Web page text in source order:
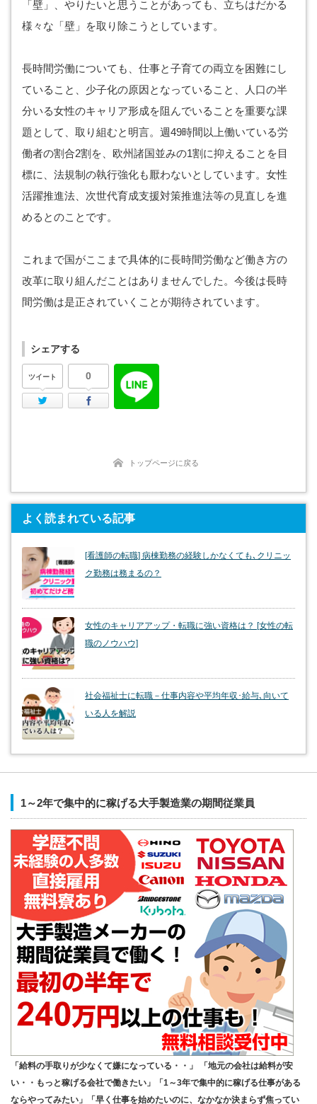
「壁」、やりたいと思うことがあっても、立ちはだかる
様々な「壁」を取り除こうとしています。
長時間労働についても、仕事と子育ての両立を困難にし
ていること、少子化の原因となっていること、人口の半
分いる女性のキャリア形成を阻んでいることを重要な課
題として、取り組むと明言。週49時間以上働いている労
働者の割合2割を、欧州諸国並みの1割に抑えることを目
標に、法規制の執行強化も厭わないとしています。女性
活躍推進法、次世代育成支援対策推進法等の見直しを進
めるとのことです。
これまで国がここまで具体的に長時間労働など働き方の
改革に取り組んだことはありませんでした。今後は長時
間労働は是正されていくことが期待されています。
シェアする
ツイート
Twitter
0
Facebook
トップページに戻る
よく読まれている記事
[看護師の転職] 病棟勤務の経験しかなくても､クリニッ
ク勤務は務まるの？
女性のキャリアアップ・転職に強い資格は？ [女性の転
職のノウハウ]
社会福祉士に転職－仕事内容や平均年収･給与､向いて
いる人を解説
1～2年で集中的に稼げる大手製造業の期間従業員
「給料の手取りが少なくて嫌になっている・・」 「地元の会社は給料が安
い・・もっと稼げる会社で働きたい」「1～3年で集中的に稼げる仕事がある
ならやってみたい」「早く仕事を始めたいのに、なかなか決まらず焦ってい